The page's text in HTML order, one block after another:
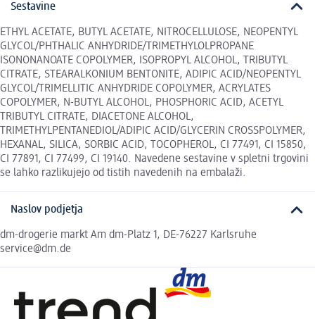
Sestavine
ETHYL ACETATE, BUTYL ACETATE, NITROCELLULOSE, NEOPENTYL
GLYCOL/PHTHALIC ANHYDRIDE/TRIMETHYLOLPROPANE
ISONONANOATE COPOLYMER, ISOPROPYL ALCOHOL, TRIBUTYL
CITRATE, STEARALKONIUM BENTONITE, ADIPIC ACID/NEOPENTYL
GLYCOL/TRIMELLITIC ANHYDRIDE COPOLYMER, ACRYLATES
COPOLYMER, N-BUTYL ALCOHOL, PHOSPHORIC ACID, ACETYL
TRIBUTYL CITRATE, DIACETONE ALCOHOL,
TRIMETHYLPENTANEDIOL/ADIPIC ACID/GLYCERIN CROSSPOLYMER,
HEXANAL, SILICA, SORBIC ACID, TOCOPHEROL, CI 77491, CI 15850,
CI 77891, CI 77499, CI 19140. Navedene sestavine v spletni trgovini
se lahko razlikujejo od tistih navedenih na embalaži.
Naslov podjetja
dm-drogerie markt Am dm-Platz 1, DE-76227 Karlsruhe
service@dm.de